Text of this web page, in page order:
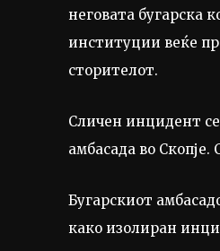
неговата бугарска
институции веќе
сторителот.
Сличен инцидент
амбасада во
Бугарскиот
како изолиран